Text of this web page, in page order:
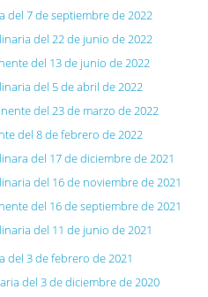
del 7 de septiembre de 2022
del 22 de junio de 2022
del 13 de junio de 2022
del 5 de abril de 2022
del 23 de marzo de 2022
del 8 de febrero de 2022
del 17 de diciembre de 2021
del 16 de noviembre de 2021
del 16 de septiembre de 2021
del 11 de junio de 2021
del 3 de febrero de 2021
del 3 de diciembre de 2020